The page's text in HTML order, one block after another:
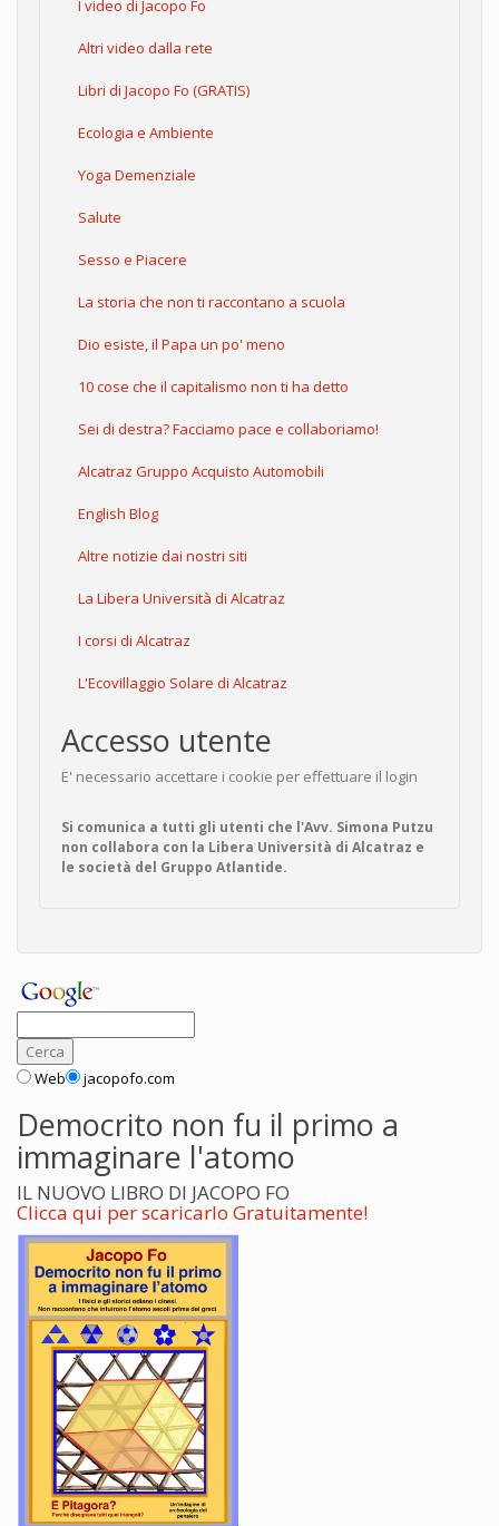
I video di Jacopo Fo
Altri video dalla rete
Libri di Jacopo Fo (GRATIS)
Ecologia e Ambiente
Yoga Demenziale
Salute
Sesso e Piacere
La storia che non ti raccontano a scuola
Dio esiste, il Papa un po' meno
10 cose che il capitalismo non ti ha detto
Sei di destra? Facciamo pace e collaboriamo!
Alcatraz Gruppo Acquisto Automobili
English Blog
Altre notizie dai nostri siti
La Libera Università di Alcatraz
I corsi di Alcatraz
L'Ecovillaggio Solare di Alcatraz
Accesso utente
E' necessario accettare i cookie per effettuare il login
Si comunica a tutti gli utenti che l'Avv. Simona Putzu
non collabora con la Libera Università di Alcatraz e
le società del Gruppo Atlantide.
Web jacopofo.com
Democrito non fu il primo a
immaginare l'atomo
IL NUOVO LIBRO DI JACOPO FO
Clicca qui per scaricarlo Gratuitamente!